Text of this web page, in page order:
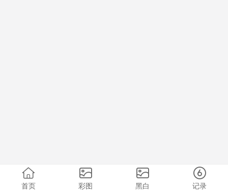
首页 彩图 黑白 记录